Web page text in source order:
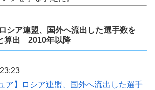
シア連盟、国外へ流出した選手数を
算出 2010年以降
ア】ロシア連盟、国外へ流出した選手